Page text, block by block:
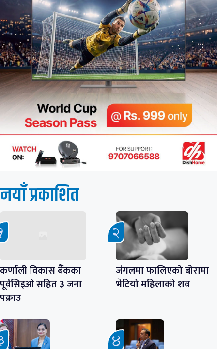
नयाँ प्रकाशित
कर्णाली विकास बैंकका
पूर्वसिइओ सहित ३ जना
पक्राउ
जंगलमा फालिएको बोरामा
भेटियो महिलाको शव